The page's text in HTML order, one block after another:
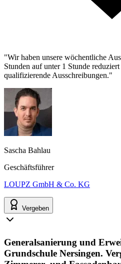
"Wir haben unsere wöchentliche
Stunden auf unter 1 Stunde
qualifizierende Ausschreibungen."
Sascha Bahlau
Geschäftsführer
LOUPZ GmbH & Co. KG
Vergeben
Generalsanierung und
Grundschule Nersingen.